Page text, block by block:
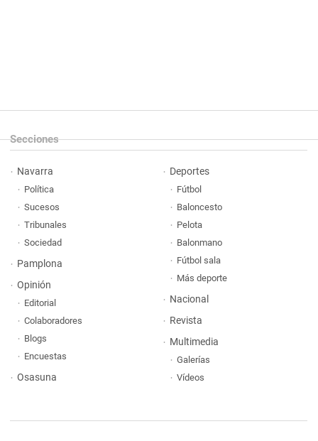
Secciones
Navarra
Política
Sucesos
Tribunales
Sociedad
Pamplona
Opinión
Editorial
Colaboradores
Blogs
Encuestas
Osasuna
Deportes
Fútbol
Baloncesto
Pelota
Balonmano
Fútbol sala
Más deporte
Nacional
Revista
Multimedia
Galerías
Vídeos